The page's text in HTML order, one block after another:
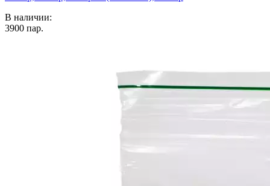
В наличии:
3900 пар.